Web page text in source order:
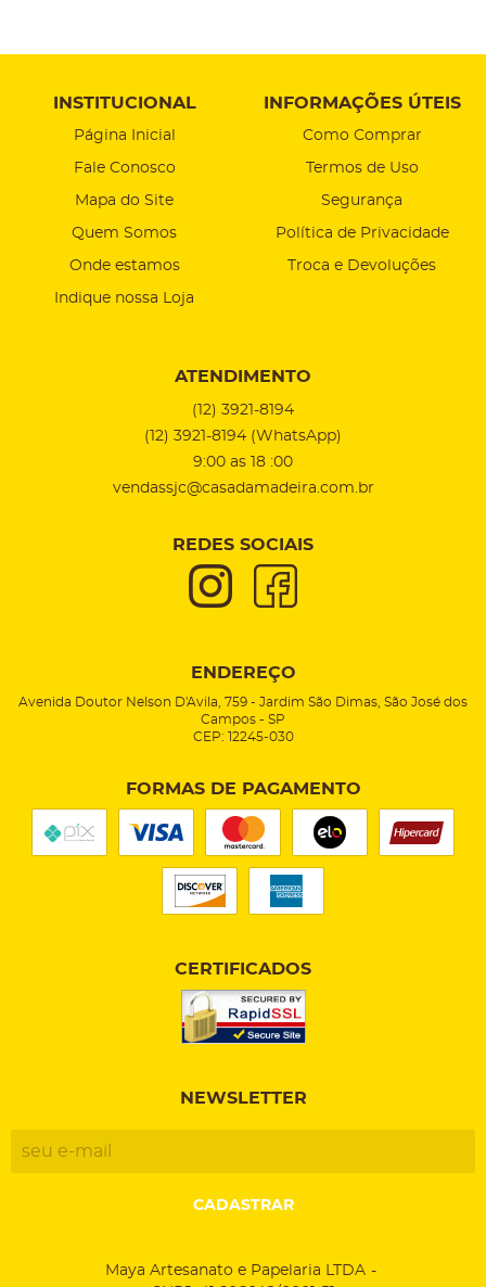
INSTITUCIONAL
Página Inicial
Fale Conosco
Mapa do Site
Quem Somos
Onde estamos
Indique nossa Loja
INFORMAÇÕES ÚTEIS
Como Comprar
Termos de Uso
Segurança
Política de Privacidade
Troca e Devoluções
ATENDIMENTO
(12) 3921-8194
(12) 3921-8194 (WhatsApp)
9:00 as 18 :00
vendassjc@casadamadeira.com.br
REDES SOCIAIS
ENDEREÇO
Avenida Doutor Nelson D'Avila, 759 - Jardim São Dimas, São José dos
Campos - SP
CEP: 12245-030
FORMAS DE PAGAMENTO
CERTIFICADOS
NEWSLETTER
CADASTRAR
Maya Artesanato e Papelaria LTDA